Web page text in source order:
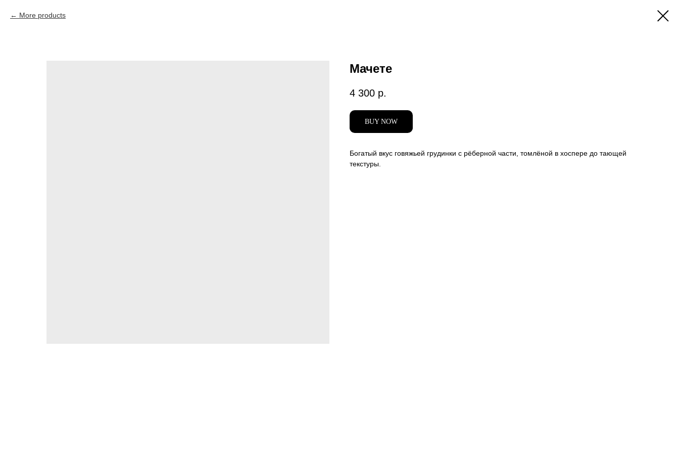
More products
Мачете
4 300 р.
BUY NOW
Богатый вкус говяжьей грудинки с рёберной части, томлёной в хоспере до тающей
текстуры.